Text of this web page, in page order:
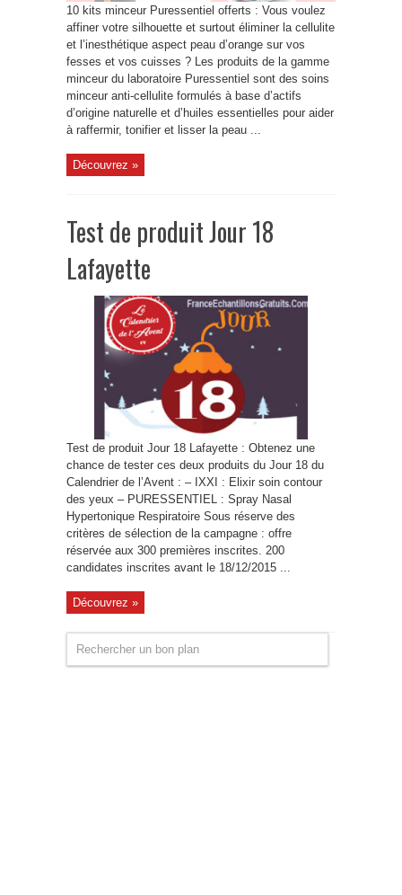
10 kits minceur Puressentiel offerts : Vous voulez
affiner votre silhouette et surtout éliminer la cellulite
et l’inesthétique aspect peau d’orange sur vos
fesses et vos cuisses ? Les produits de la gamme
minceur du laboratoire Puressentiel sont des soins
minceur anti-cellulite formulés à base d’actifs
d’origine naturelle et d’huiles essentielles pour aider
à raffermir, tonifier et lisser la peau ...
Découvrez »
Test de produit Jour 18
Lafayette
Test de produit Jour 18 Lafayette : Obtenez une
chance de tester ces deux produits du Jour 18 du
Calendrier de l’Avent : – IXXI : Elixir soin contour
des yeux – PURESSENTIEL : Spray Nasal
Hypertonique Respiratoire Sous réserve des
critères de sélection de la campagne : offre
réservée aux 300 premières inscrites. 200
candidates inscrites avant le 18/12/2015 ...
Découvrez »